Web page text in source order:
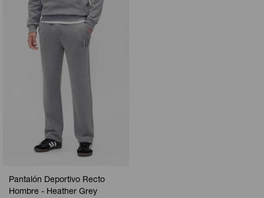
Pantalón Deportivo Recto
Hombre - Heather Grey
Camperas
Musculosas
Vestidos y polleras
Pijamas
Camperas
Chalecos
Ropa interior
Polos
Camperas
Chalecos
Ropa interior
Pijamas
Camperas
Pijamas
Sets